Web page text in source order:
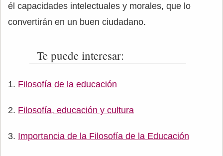
él capacidades intelectuales y morales, que lo
convertirán en un buen ciudadano.
Te puede interesar:
Filosofía de la educación
Filosofía, educación y cultura
Importancia de la Filosofía de la Educación